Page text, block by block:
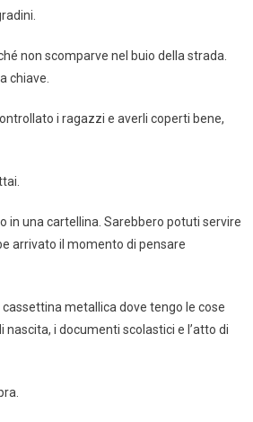
non scomparve nel buio della strada.
chiave.
i ragazzi e averli coperti bene,
in una cartellina. Sarebbero potuti servire
arrivato il momento di pensare
cassettina metallica dove tengo le cose
i documenti scolastici e l’atto di